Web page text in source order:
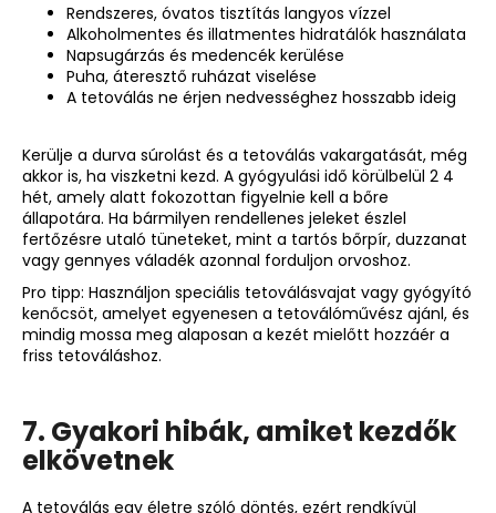
Rendszeres, óvatos tisztítás langyos vízzel
Alkoholmentes és illatmentes hidratálók használata
Napsugárzás és medencék kerülése
Puha, áteresztő ruházat viselése
A tetoválás ne érjen nedvességhez hosszabb ideig
Kerülje a durva súrolást és a tetoválás vakargatását, még
akkor is, ha viszketni kezd. A gyógyulási idő körülbelül 2 4
hét, amely alatt fokozottan figyelnie kell a bőre
állapotára. Ha bármilyen rendellenes jeleket észlel
fertőzésre utaló tüneteket, mint a tartós bőrpír, duzzanat
vagy gennyes váladék azonnal forduljon orvoshoz.
Pro tipp: Használjon speciális tetoválásvajat vagy gyógyító
kenőcsöt, amelyet egyenesen a tetoválóművész ajánl, és
mindig mossa meg alaposan a kezét mielőtt hozzáér a
friss tetováláshoz.
7. Gyakori hibák, amiket kezdők
elkövetnek
A tetoválás egy életre szóló döntés, ezért rendkívül